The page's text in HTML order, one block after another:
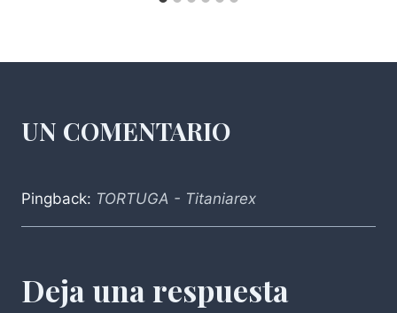
UN COMENTARIO
Pingback: TORTUGA - Titaniarex
Deja una respuesta